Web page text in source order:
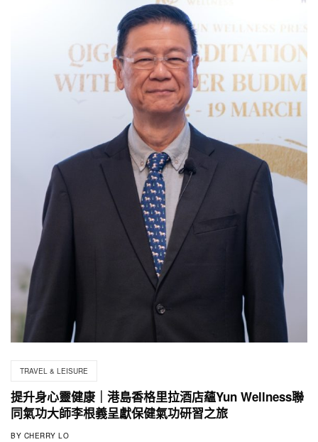
TRAVEL & LEISURE
提升身心靈健康｜港島香格里拉酒店蘊Yun Wellness聯
同氣功大師李根義呈獻保健氣功研習之旅
BY CHERRY LO